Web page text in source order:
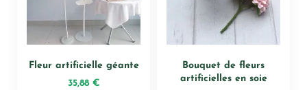
Fleur artificielle géante
35,88 €
Bouquet de fleurs
artificielles en soie